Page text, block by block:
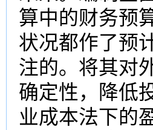
算中的财务预
状况都作了预
注的。将其对
确定性，降低
业成本法下的